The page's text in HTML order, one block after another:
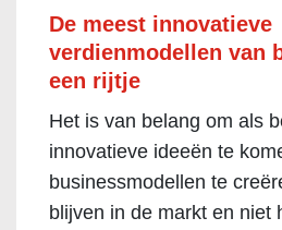
De meest innovatieve
verdienmodellen van
een rijtje
Het is van belang om als
innovatieve ideeën te
businessmodellen te
blijven in de markt en niet